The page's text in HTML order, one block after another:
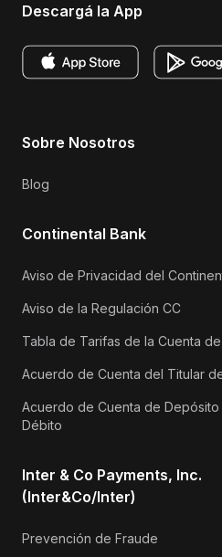
Descargá la App
Sobre Nosotros
Blog
Continental Bank
Aviso de Privacidad del
Aviso de la Regulación CC
Tabla de Tarifas de la Cuenta
Acuerdo de Cuenta del Titular
Acuerdo de Cuenta de
Débito
Inter & Co Payments, Inc.
(Inter&Co/Inter)
Prevención de Fraude